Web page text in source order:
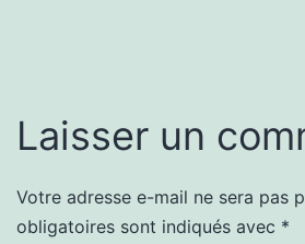
Laisser un
Votre adresse e-mail ne sera pas
obligatoires sont indiqués avec *